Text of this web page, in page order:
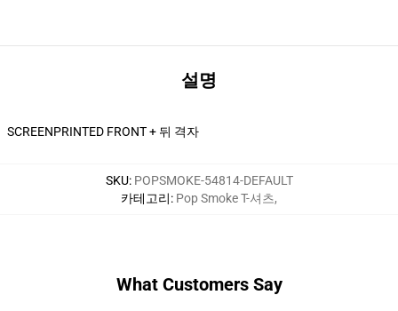
설명
SCREENPRINTED FRONT + 뒤 격자
SKU: POPSMOKE-54814-DEFAULT
카테고리: Pop Smoke T-셔츠,
What Customers Say